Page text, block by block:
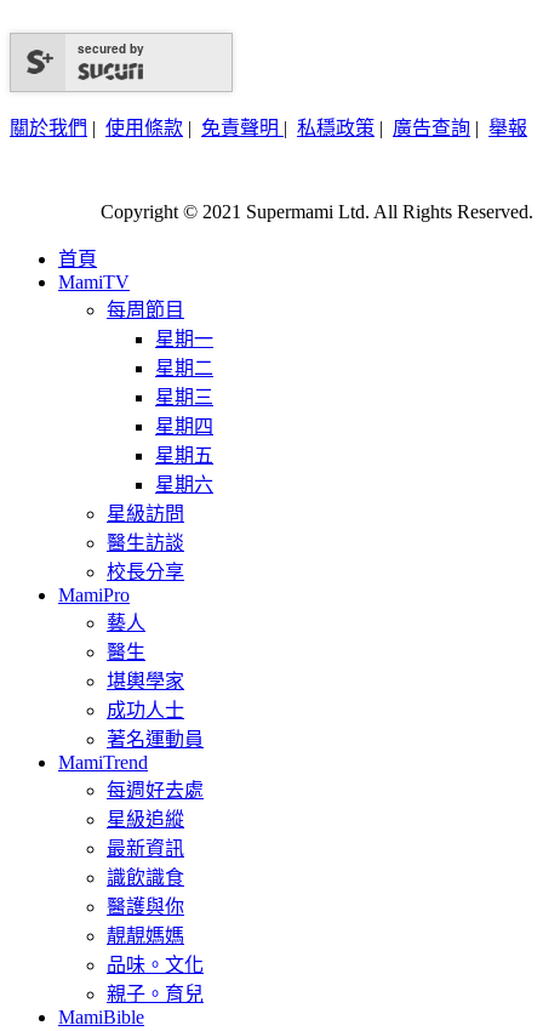
secured by
關於我們 | 使用條款 | 免責聲明 | 私穩政策 | 廣告查詢 | 舉報
Copyright © 2021 Supermami Ltd. All Rights Reserved.
首頁
MamiTV
每周節目
星期一
星期二
星期三
星期四
星期五
星期六
星級訪問
醫生訪談
校長分享
MamiPro
藝人
醫生
堪輿學家
成功人士
著名運動員
MamiTrend
每週好去處
星級追縱
最新資訊
識飲識食
醫護與你
靚靚媽媽
品味。文化
親子。育兒
MamiBible